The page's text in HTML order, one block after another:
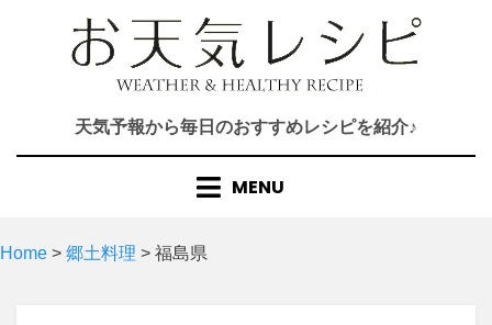
天気予報から毎日のおすすめレシピを紹介♪
MENU
Home > 郷土料理 > 福島県